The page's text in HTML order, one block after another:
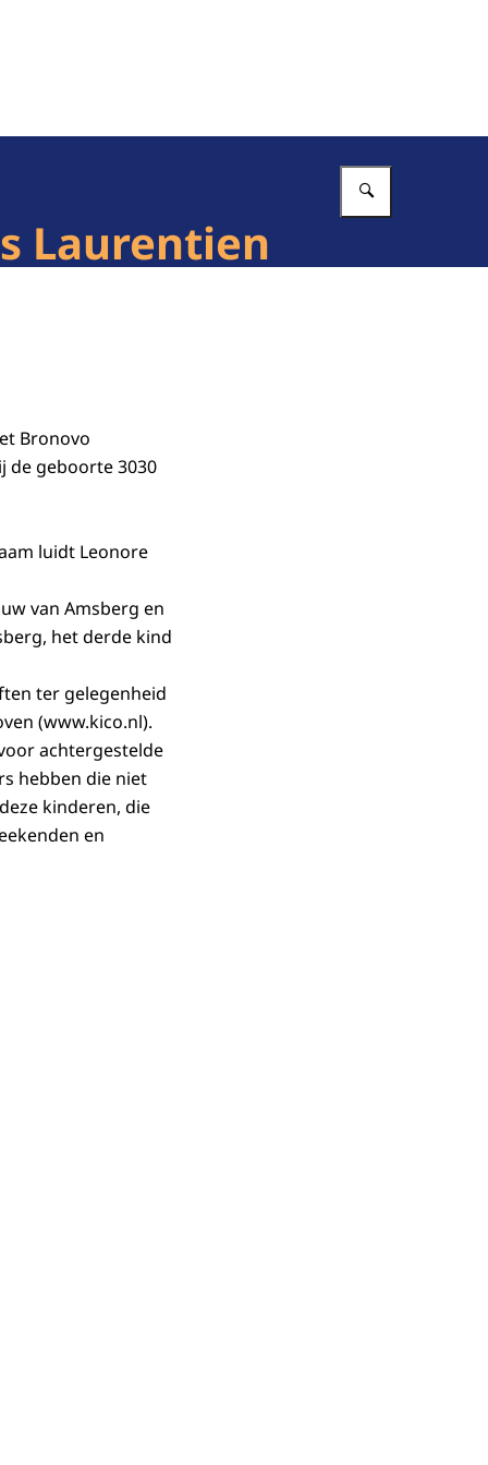
Laurentien
Bronovo
de geboorte 3030
luidt Leonore
van Amsberg en
het derde kind
ter gelegenheid
(www.kico.nl).
achtergestelde
hebben die niet
kinderen, die
en